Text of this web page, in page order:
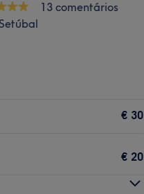
oferecem os melhores
experiência
13 comentários
€ 30
€ 20